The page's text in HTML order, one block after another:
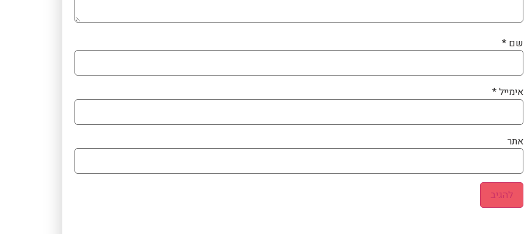
שם *
אימייל*
אתר